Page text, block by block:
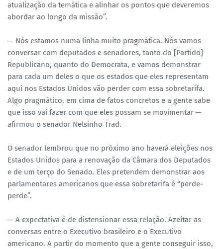
atualização da temática e alinhar os pontos que deveremos
abordar ao longo da missão”.
— Nós estamos numa linha muito pragmática. Nós vamos
conversar com deputados e senadores, tanto do [Partido]
Republicano, quanto do Democrata, e vamos demonstrar
para cada um deles o que os estados que eles representam
aqui nos Estados Unidos vão perder com essa sobretarifa.
Algo pragmático, em cima de fatos concretos e a gente sabe
que isso vai fazer com que eles possam se movimentar —
afirmou o senador Nelsinho Trad.
O senador lembrou que no próximo ano haverá eleições nos
Estados Unidos para a renovação da Câmara dos Deputados
e de um terço do Senado. Eles pretendem demonstrar aos
parlamentares americanos que essa sobretarifa é “perde-
perde”.
— A expectativa é de distensionar essa relação. Azeitar as
conversas entre o Executivo brasileiro e o Executivo
americano. A partir do momento que a gente conseguir isso,